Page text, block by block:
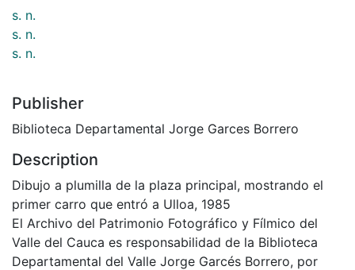
s. n.
s. n.
s. n.
Publisher
Biblioteca Departamental Jorge Garces Borrero
Description
Dibujo a plumilla de la plaza principal, mostrando el
primer carro que entró a Ulloa, 1985
El Archivo del Patrimonio Fotográfico y Fílmico del
Valle del Cauca es responsabilidad de la Biblioteca
Departamental del Valle Jorge Garcés Borrero, por